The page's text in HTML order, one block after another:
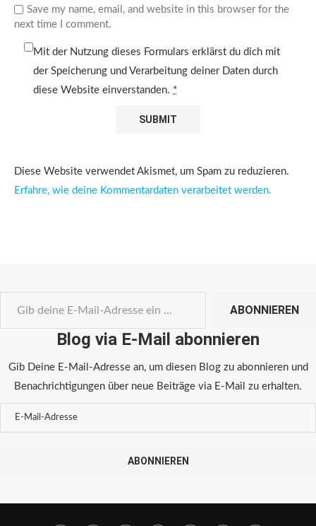
Save my name, email, and website in this browser for the
next time I comment.
Mit der Nutzung dieses Formulars erklärst du dich mit
der Speicherung und Verarbeitung deiner Daten durch
diese Website einverstanden. *
Diese Website verwendet Akismet, um Spam zu reduzieren.
Erfahre, wie deine Kommentardaten verarbeitet werden.
ABONNIEREN
Blog via E-Mail abonnieren
Gib Deine E-Mail-Adresse an, um diesen Blog zu abonnieren und
Benachrichtigungen über neue Beiträge via E-Mail zu erhalten.
ABONNIEREN